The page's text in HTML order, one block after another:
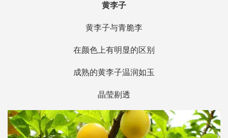
黄李子
黄李子与青脆李
在颜色上有明显的区别
成熟的黄李子温润如玉
晶莹剔透